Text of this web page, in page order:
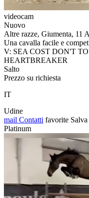
videocam
Nuovo
Altre razze, Giumenta, 11
Una cavalla facile e
V: SEA COST DON'T
HEARTBREAKER
Salto
Prezzo su richiesta
IT
Udine
mail Contatti favorite Salva
Platinum